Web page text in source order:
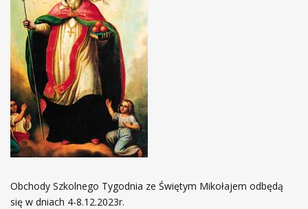
Obchody Szkolnego Tygodnia ze Świętym Mikołajem odbędą
się w dniach 4-8.12.2023r.